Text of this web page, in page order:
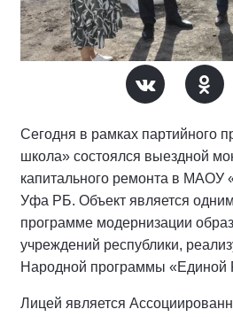
Сегодня в рамках партийного
школа» состоялся выездной
капитального ремонта в МАОУ
Уфа РБ. Объект является
программе модернизации
учреждений республики,
Народной программы «Единой
Лицей является